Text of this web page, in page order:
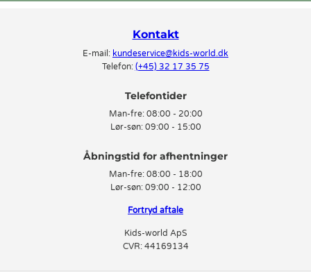
Kontakt
E-mail: kundeservice@kids-world.dk
Telefon: (+45) 32 17 35 75
Telefontider
Man-fre: 08:00 - 20:00
Lør-søn: 09:00 - 15:00
Man-fre: 08:00 - 18:00
Lør-søn: 09:00 - 12:00
Fortryd aftale
Kids-world ApS
CVR: 44169134